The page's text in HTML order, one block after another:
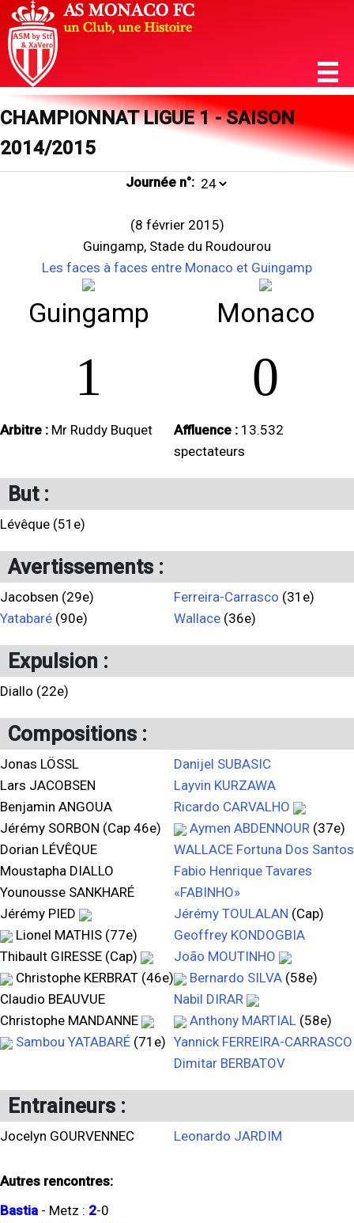
CHAMPIONNAT LIGUE 1 - SAISON
2014/2015
Journée n°:
(8 février 2015)
Guingamp, Stade du Roudourou
Les faces à faces entre Monaco et Guingamp
Guingamp Monaco
1 0
Arbitre : Mr Ruddy Buquet Affluence : 13.532
spectateurs
But :
Lévêque (51e)
Avertissements :
Jacobsen (29e)
Yatabaré (90e)
Ferreira-Carrasco (31e)
Wallace (36e)
Expulsion :
Diallo (22e)
Compositions :
Jonas LÖSSL
Lars JACOBSEN
Benjamin ANGOUA
Jérémy SORBON (Cap 46e)
Dorian LÉVÊQUE
Moustapha DIALLO
Younousse SANKHARÉ
Jérémy PIED
Lionel MATHIS (77e)
Thibault GIRESSE (Cap)
Christophe KERBRAT (46e)
Claudio BEAUVUE
Christophe MANDANNE
Sambou YATABARÉ (71e)
Danijel SUBASIC
Layvin KURZAWA
Ricardo CARVALHO
Aymen ABDENNOUR (37e)
WALLACE Fortuna Dos Santos
Fabio Henrique Tavares
«FABINHO»
Jérémy TOULALAN (Cap)
Geoffrey KONDOGBIA
João MOUTINHO
Bernardo SILVA (58e)
Nabil DIRAR
Anthony MARTIAL (58e)
Yannick FERREIRA-CARRASCO
Dimitar BERBATOV
Entraineurs :
Jocelyn GOURVENNEC Leonardo JARDIM
Autres rencontres:
Bastia - Metz : 2-0